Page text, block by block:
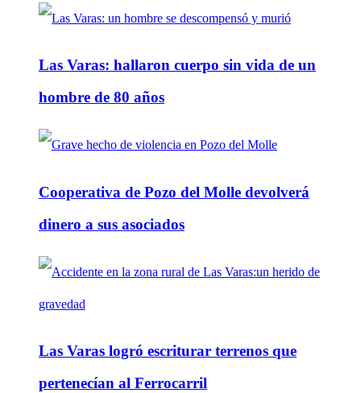
Las Varas: hallaron cuerpo sin vida de un
hombre de 80 años
Cooperativa de Pozo del Molle devolverá
dinero a sus asociados
Las Varas logró escriturar terrenos que
pertenecían al Ferrocarril